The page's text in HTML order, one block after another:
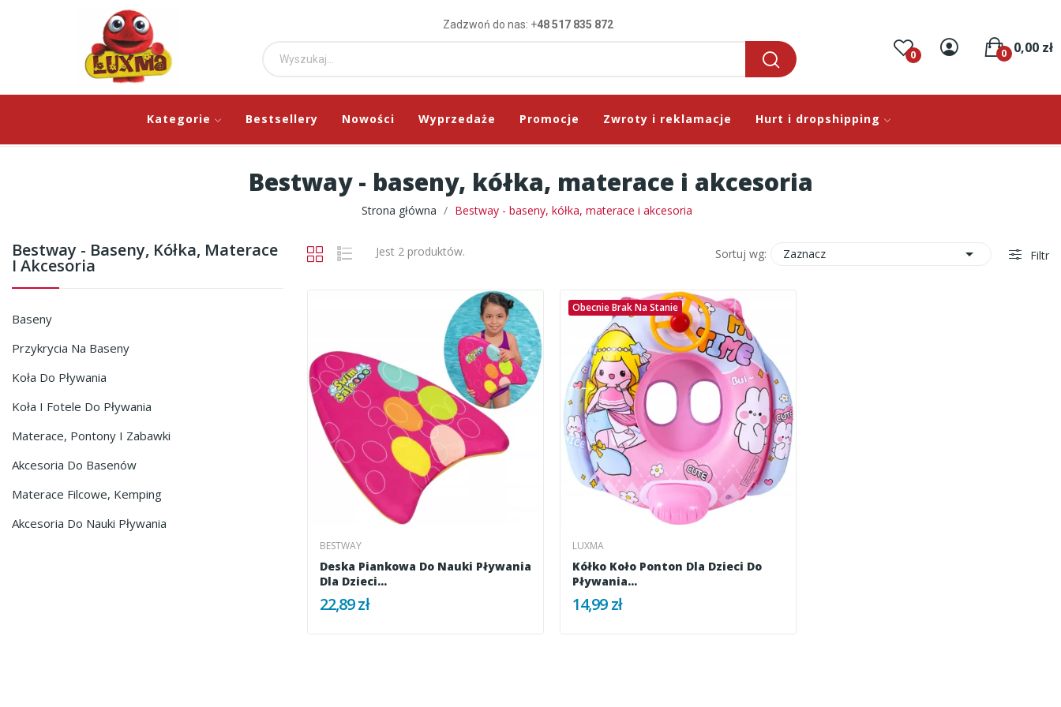
Zadzwoń do nas: +48 517 835 872
0 0,00 zł
0
Kategorie Bestsellery Nowości Wyprzedaże Promocje Zwroty i reklamacje Hurt i dropshipping
Bestway - baseny, kółka, materace i akcesoria
Strona główna Bestway - baseny, kółka, materace i akcesoria
Bestway - Baseny, Kółka, Materace
I Akcesoria
Baseny
Przykrycia Na Baseny
Koła Do Pływania
Koła I Fotele Do Pływania
Materace, Pontony I Zabawki
Akcesoria Do Basenów
Materace Filcowe, Kemping
Akcesoria Do Nauki Pływania
Jest 2 produktów. Sortuj wg: Zaznacz  Filtr
BESTWAY
Deska Piankowa Do Nauki Pływania
Dla Dzieci...
22,89 zł
Obecnie Brak Na Stanie
LUXMA
Kółko Koło Ponton Dla Dzieci Do
Pływania...
14,99 zł